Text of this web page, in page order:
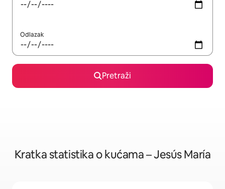
Odlazak
Pretraži
Kratka statistika o kućama – Jesús María